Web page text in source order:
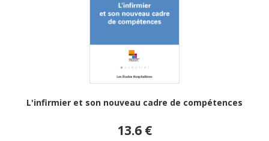
L'infirmier et son nouveau cadre de compétences
13.6 €